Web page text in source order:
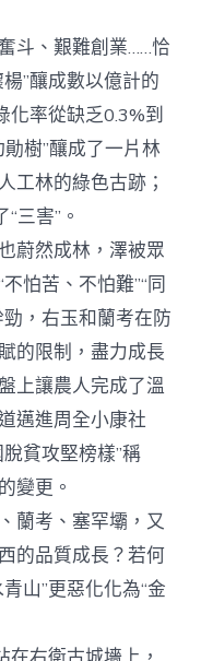
斗、艱難創業……恰
”釀成數以億計的
化率從缺乏0.3%到
樹”釀成了一片林
工林的綠色古跡；
三害”。
然成林，澤被眾
怕苦、不怕難”“同
，右玉和蘭考在防
的限制，盡力成長
上讓農人完成了溫
邁進周全小康社
貧攻堅榜樣”稱
變更。
考、塞罕壩，又
的品質成長？若何
山”更惡化化為“金